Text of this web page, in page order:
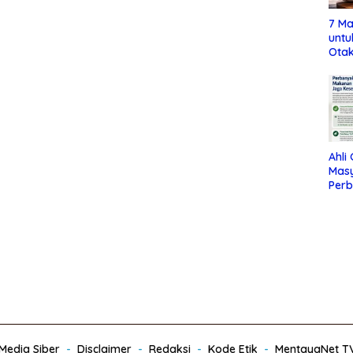
7
Ahli
Siber Disclaimer Redaksi Kode Etik MentayaNet